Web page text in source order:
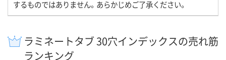
するものではありません。あらかじめご了承ください。
ラミネートタブ 30穴インデックスの売れ筋
ランキング